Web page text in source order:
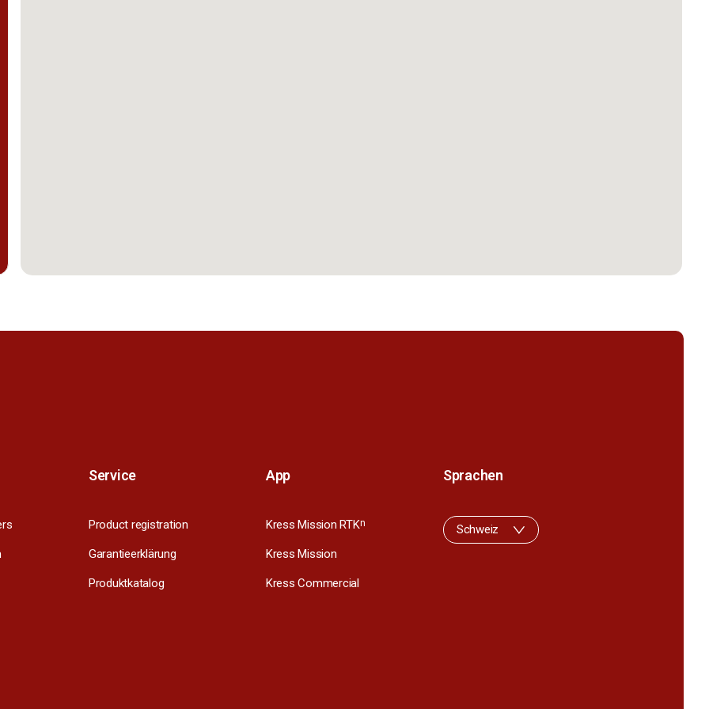
Service
Product registration
Garantieerklärung
Produktkatalog
App
Kress Mission RTKn
Kress Mission
Kress Commercial
Sprachen
Schweiz